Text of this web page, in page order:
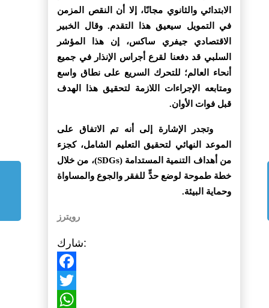
الابتدائي والثانوي مجانًا، إلا أن النقص المزمن
في التمويل سيعيق هذا التقدم. وقال الخبير
الاقتصادي جيفري ساكس، إن هذا المؤشر
السلبي قد دفعنا لقرع أجراس الإنذار في جميع
أنحاء العالم؛ للتحرك السريع على نطاق واسع
ومتابعه الإجراءات اللازمة لتحقيق هذا الهدف
قبل فوات الأوان.
وتجدر الإشارة إلى أنه تم الاتفاق على
الموعد النهائي لتحقيق التعليم الشامل، كجزء
من أهداف التنمية المستدامة (SDGs)، من خلال
خطة طموحة لوضع حدٍّ للفقر والجوع والمساواة
وحماية البيئة.
رويترز
شارك:
Facebook
Twitter